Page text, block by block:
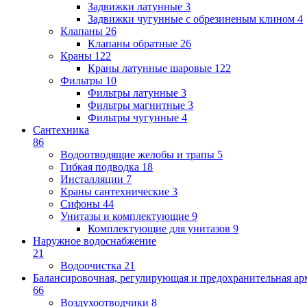
Задвижки латунные 3
Задвижки чугунные с обрезиненым клином 4
Клапаны 26
Клапаны обратные 26
Краны 122
Краны латунные шаровые 122
Фильтры 10
Фильтры латунные 3
Фильтры магнитные 3
Фильтры чугунные 4
Сантехника
86
Водоотводящие желобы и трапы 5
Гибкая подводка 18
Инсталляции 7
Краны сантехнические 3
Сифоны 44
Унитазы и комплектующие 9
Комплектующие для унитазов 9
Наружное водоснабжение
21
Водоочистка 21
Балансировочная, регулирующая и предохранительная
66
Воздухоотводчики 8